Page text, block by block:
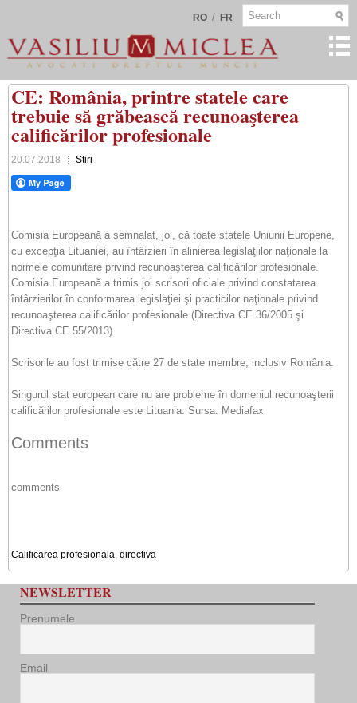
RO / FR
CE: România, printre statele care
trebuie să grăbească recunoaşterea
calificărilor profesionale
20.07.2018 Stiri
Comisia Europeană a semnalat, joi, că toate statele Uniunii Europene,
cu excepţia Lituaniei, au întârzieri în alinierea legislaţiilor naţionale la
normele comunitare privind recunoaşterea calificărilor profesionale.
Comisia Europeană a trimis joi scrisori oficiale privind constatarea
întârzierilor în conformarea legislaţiei şi practicilor naţionale privind
recunoaşterea calificărilor profesionale (Directiva CE 36/2005 şi
Directiva CE 55/2013).
Scrisorile au fost trimise către 27 de state membre, inclusiv România.
Singurul stat european care nu are probleme în domeniul recunoaşterii
calificărilor profesionale este Lituania. Sursa: Mediafax
Comments
comments
Calificarea profesionala, directiva
NEWSLETTER
Prenumele
Email